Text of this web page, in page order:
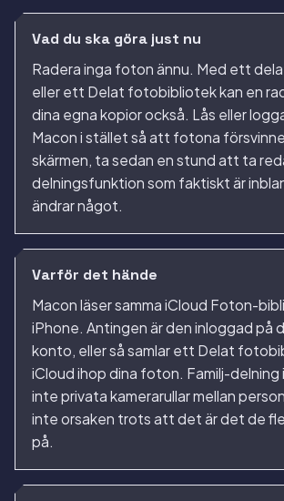
Vad du ska göra just nu
Radera inga foton ännu. Med ett
eller ett Delat fotobibliotek kan en
dina egna kopior också. Lås eller
Macon i stället så att fotona
skärmen, ta sedan en stund att ta
delningsfunktion som faktiskt är
ändrar något.
Varför det hände
Macon läser samma iCloud Foton-
iPhone. Antingen är den inloggad på
konto, eller så samlar ett Delat
iCloud ihop dina foton. Familj-delning
inte privata kamerarullar mellan
inte orsaken trots att det är det de
på.